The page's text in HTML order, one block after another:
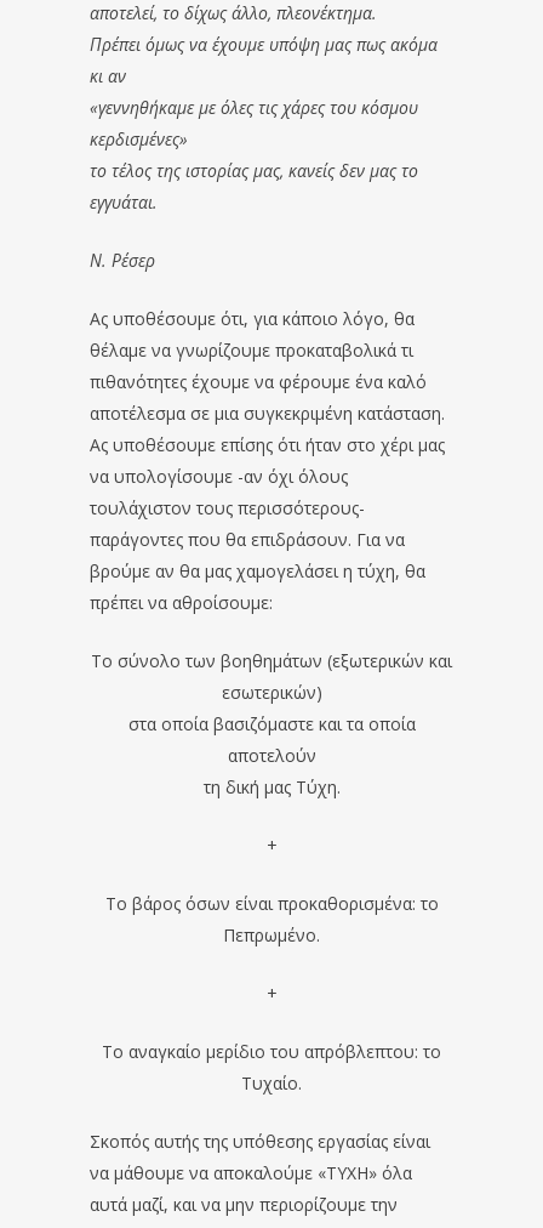
αποτελεί, το δίχως άλλο, πλεονέκτημα.
Πρέπει όμως να έχουμε υπόψη μας πως ακόμα
κι αν
«γεννηθήκαμε με όλες τις χάρες του κόσμου
κερδισμένες»
το τέλος της ιστορίας μας, κανείς δεν μας το
εγγυάται.
Ν. Ρέσερ
Ας υποθέσουμε ότι, για κάποιο λόγο, θα
θέλαμε να γνωρίζουμε προκαταβολικά τι
πιθανότητες έχουμε να φέρουμε ένα καλό
αποτέλεσμα σε μια συγκεκριμένη κατάσταση.
Ας υποθέσουμε επίσης ότι ήταν στο χέρι μας
να υπολογίσουμε -αν όχι όλους
τουλάχιστον τους περισσότερους-
παράγοντες που θα επιδράσουν. Για να
βρούμε αν θα μας χαμογελάσει η τύχη, θα
πρέπει να αθροίσουμε:
Το σύνολο των βοηθημάτων (εξωτερικών και
εσωτερικών)
στα οποία βασιζόμαστε και τα οποία
αποτελούν
τη δική μας Τύχη.
+
Το βάρος όσων είναι προκαθορισμένα: το
Πεπρωμένο.
+
Το αναγκαίο μερίδιο του απρόβλεπτου: το
Τυχαίο.
Σκοπός αυτής της υπόθεσης εργασίας είναι
να μάθουμε να αποκαλούμε «ΤΥΧΗ» όλα
αυτά μαζί, και να μην περιορίζουμε την